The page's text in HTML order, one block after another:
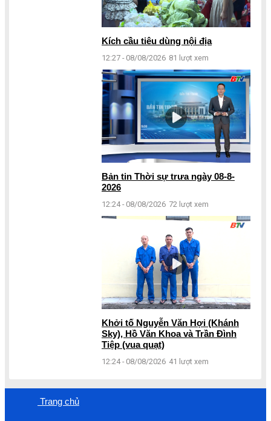
Kích cầu tiêu dùng nội địa
12:27 - 08/08/2026 81 lượt xem
Bản tin Thời sự trưa ngày 08-8-
2026
12:24 - 08/08/2026 72 lượt xem
Khởi tố Nguyễn Văn Hợi (Khánh
Sky), Hồ Văn Khoa và Trần Đình
Tiệp (vua quạt)
12:24 - 08/08/2026 41 lượt xem
Trang chủ